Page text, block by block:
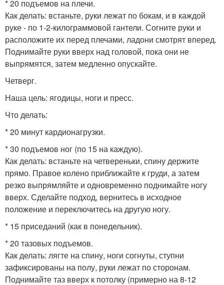
* 20 подъемов на плечи.
Как делать: встаньте, руки лежат по бокам, и в каждой
руке - по 1-2-килограммовой гантели. Согните руки и
расположите их перед плечами, ладони смотрят вперед.
Поднимайте руки вверх над головой, пока они не
выпрямятся, затем медленно опускайте.
Четверг.
Наша цель: ягодицы, ноги и пресс.
Что делать:
* 20 минут кардионагрузки.
* 30 подъемов ног (по 15 на каждую).
Как делать: встаньте на четвереньки, спину держите
прямо. Правое колено приближайте к груди, а затем
резко выпрямляйте и одновременно поднимайте ногу
вверх. Сделайте подход, вернитесь в исходное
положение и переключитесь на другую ногу.
* 15 приседаний (как в понедельник).
* 20 тазовых подъемов.
Как делать: лягте на спину, ноги согнуты, ступни
зафиксированы на полу, руки лежат по сторонам.
Поднимайте таз вверх к потолку (примерно на 8-12